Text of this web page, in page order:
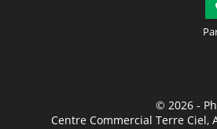
© 2026 -
Centre Commercial Terre Ciel,